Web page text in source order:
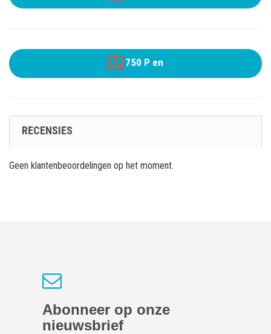
750 P en
RECENSIES
Geen klantenbeoordelingen op het moment.
Abonneer op onze
nieuwsbrief